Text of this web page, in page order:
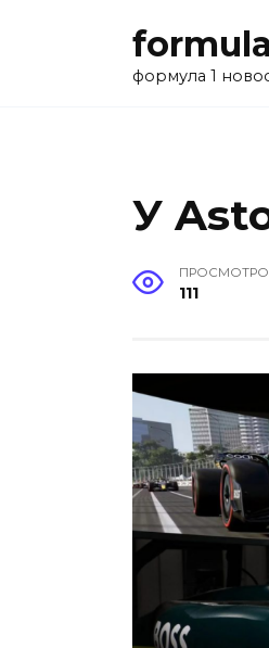
формула 1
У
111